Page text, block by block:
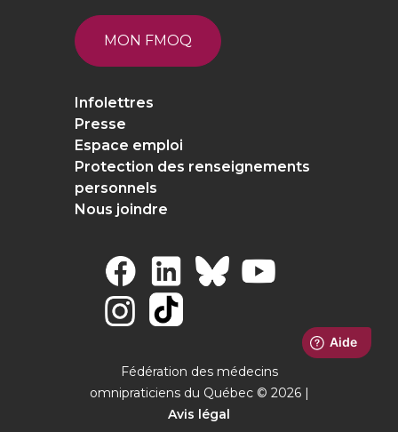
MON FMOQ
Infolettres
Presse
Espace emploi
Protection des renseignements
personnels
Nous joindre
Fédération des médecins
omnipraticiens du Québec © 2026 |
Avis légal